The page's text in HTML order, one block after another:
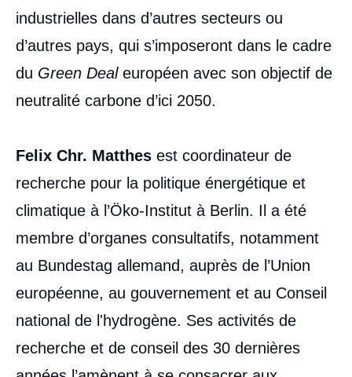
industrielles dans d’autres secteurs ou
d’autres pays, qui s’imposeront dans le cadre
du Green Dealeuropéen avec son objectif de
neutralité carbone d’ici 2050.
Felix Chr. Matthes est coordinateur de
recherche pour la politique énergétique et
climatique à l’Öko-Institut à Berlin. Il a été
membre d’organes consultatifs, notamment
au Bundestag allemand, auprès de l’Union
européenne, au gouvernement et au Conseil
national de l'hydrogène. Ses activités de
recherche et de conseil des 30 dernières